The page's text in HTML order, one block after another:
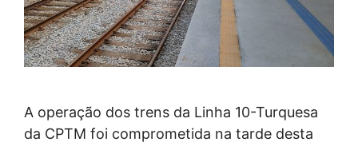
A operação dos trens da Linha 10-Turquesa
da CPTM foi comprometida na tarde desta